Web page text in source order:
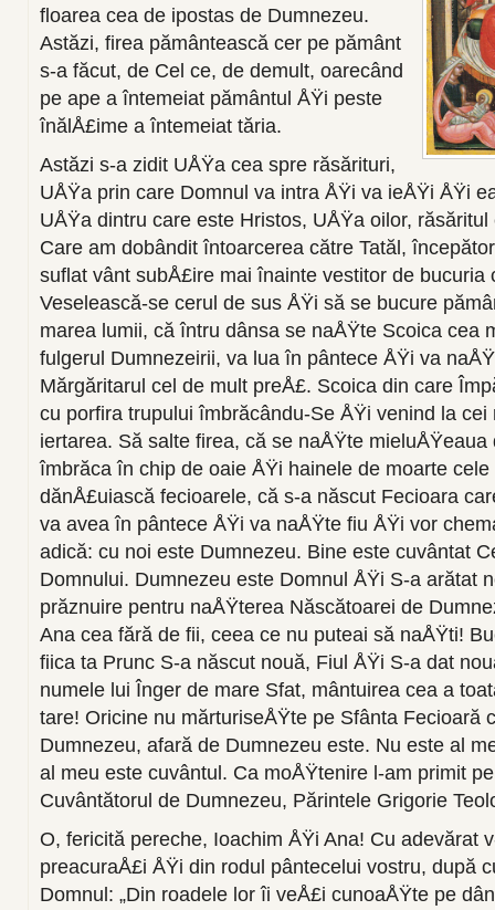
floarea cea de ipostas de Dumnezeu.
Astăzi, firea pământească cer pe pământ
s-a făcut, de Cel ce, de demult, oarecând
pe ape a întemeiat pămân­tul ÅŸi peste
înălÅ£ime a întemeiat tăria.
Astăzi s-a zidit UÅŸa cea spre răsărituri,
UÅŸa prin care Domnul va intra ÅŸi va ieÅŸi ÅŸi
UÅŸa dintru care este Hristos, UÅŸa oilor,
Care am dobândit întoarcerea către Tatăl,
suflat vânt subÅ£ire mai înainte vestitor de bucuria
Veselească-se cerul de sus ÅŸi să se bucure
marea lumii, că în­tru dânsa se naÅŸte Scoica cea
fulgerul Dumnezeirii, va lua în pânte­ce ÅŸi va
Mărgăritarul cel de mult preÅ£. Scoica din care
cu porfira trupului îmbrăcându-Se ÅŸi venind la
iertarea. Să salte firea, că se naÅŸte
îmbră­ca în chip de oaie ÅŸi hainele de moarte
dănÅ£uias­că fecioarele, că s-a născut Fecioara
va avea în pântece ÅŸi va naÅŸte fiu ÅŸi vor
adică: cu noi este Dumnezeu. Bine este cuvântat
Domnului. Dumnezeu este Domnul ÅŸi S-a arătat
prăznuire pentru naÅŸterea Născă­toarei de
Ana cea fără de fii, ceea ce nu puteai să naÅŸti!
fiica ta Prunc S-a născut nouă, Fiul ÅŸi S-a dat
numele lui Înger de mare Sfat, mântuirea cea a
tare! Oricine nu măr­turiseÅŸte pe Sfânta Fecioară
Dumnezeu, afară de Dumnezeu este. Nu este al
al meu este cuvân­tul. Ca moÅŸtenire l-am primit
Cuvântătorul de Dumnezeu, Părintele Grigorie
O, fericită pereche, Ioachim ÅŸi Ana! Cu adevărat
preacuraÅ£i ÅŸi din rodul pântecelui vostru, după
Domnul: „Din roadele lor îi veÅ£i cunoaÅŸte pe